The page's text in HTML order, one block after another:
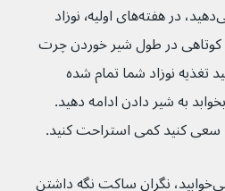
اگر خودتان به نوزاد شیر می‌دهید، در هفته‌های اولیه٬ نوزاد
برای دوره‌های کوتاهی در طول شیر خوردن چرت
تغذیه نوزاد شما تمام شده
به شیر دادن ادامه دهید.
کنید کمی استراحت کنید.
اگر همزمان با نوزاد خود نمی‌خوابید، نگران ساکت نگه داشتن